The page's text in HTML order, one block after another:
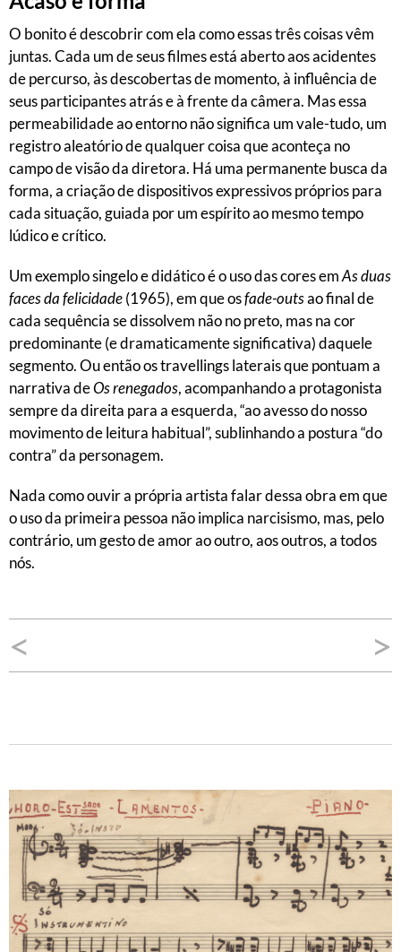
O bonito é descobrir com ela como essas três coisas vêm
juntas. Cada um de seus filmes está aberto aos acidentes
de percurso, às descobertas de momento, à influência de
seus participantes atrás e à frente da câmera. Mas essa
permeabilidade ao entorno não significa um vale-tudo, um
registro aleatório de qualquer coisa que aconteça no
campo de visão da diretora. Há uma permanente busca da
forma, a criação de dispositivos expressivos próprios para
cada situação, guiada por um espírito ao mesmo tempo
lúdico e crítico.
Um exemplo singelo e didático é o uso das cores emAs duas
faces da felicidade(1965), em que osfade-outsao final de
cada sequência se dissolvem não no preto, mas na cor
predominante (e dramaticamente significativa) daquele
segmento. Ou então os travellings laterais que pontuam a
narrativa deOs renegados, acompanhando a protagonista
sempre da direita para a esquerda, “ao avesso do nosso
movimento de leitura habitual”, sublinhando a postura “do
contra” da personagem.
Nada como ouvir a própria artista falar dessa obra em que
o uso da primeira pessoa não implica narcisismo, mas, pelo
contrário, um gesto de amor ao outro, aos outros, a todos
nós.
Navegação
de
< >